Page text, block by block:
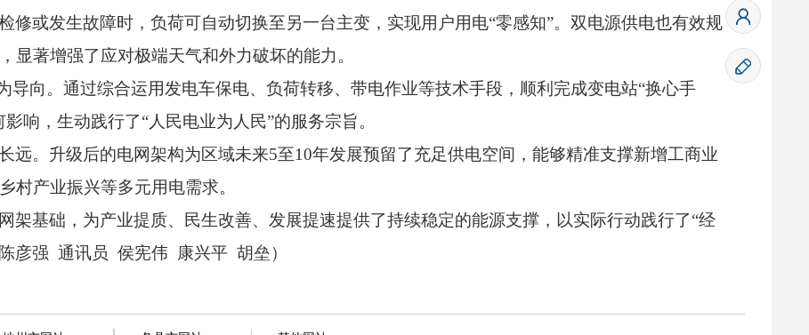
修或发生故障时，负荷可自动切换至另一台主变， 实现用户用电“零感知”。 双电源供电也有效规
显著增强了应对极端天气和外力破坏的能力。
导向。通过综合运用发电车保电、负荷转移、带电作业等技术手段， 顺利完成变电站“换心手
响， 生动践行了“人民电业为人民”的服务宗旨。
远。 升级后的电网架构为区域未来5至10年发展预留了充足供电空间，能够精准支撑新增工商业
村产业振兴等多元用电需求。
架基础， 为产业提质、 民生改善、 发展提速提供了持续稳定的能源支撑， 以实际行动践行了“经
彦强 通讯员 侯宪伟 康兴平 胡垒）